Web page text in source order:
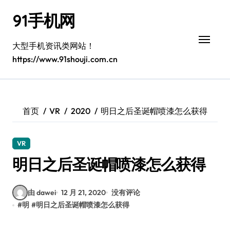
91手机网
大型手机资讯类网站！
https://www.91shouji.com.cn
首页 VR 2020 明日之后圣诞帽喷漆怎么获得
VR
明日之后圣诞帽喷漆怎么获得
由 dawei 12 月 21, 2020 没有评论
#明 #明日之后圣诞帽喷漆怎么获得